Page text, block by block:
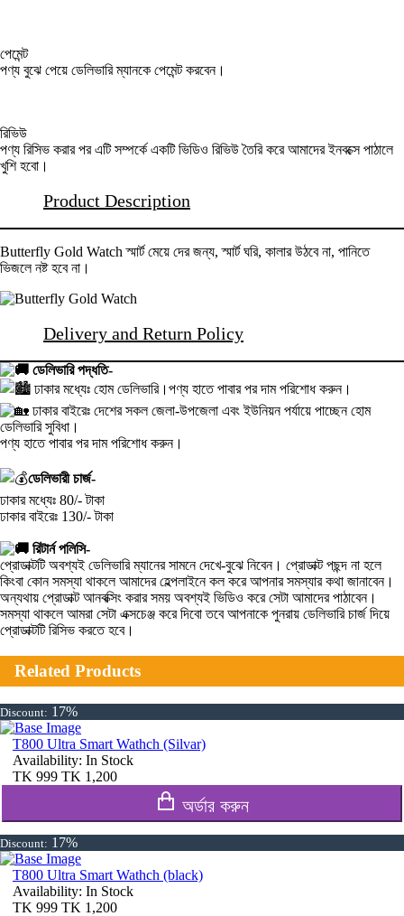
পেমেন্ট
পণ্য বুঝে পেয়ে ডেলিভারি ম্যানকে পেমেন্ট করবেন।
রিভিউ
পণ্য রিসিভ করার পর এটি সম্পর্কে একটি ভিডিও রিভিউ তৈরি করে আমাদের ইনবক্সে পাঠালে
খুশি হবো।
Product Description
Butterfly Gold Watch স্মার্ট মেয়ে দের জন্য, স্মার্ট ঘরি, কালার উঠবে না, পানিতে
ভিজলে নষ্ট হবে না।
Delivery and Return Policy
ডেলিভারি পদ্ধতি-
ঢাকার মধ্যেঃ হোম ডেলিভারি।পণ্য হাতে পাবার পর দাম পরিশোধ করুন।
ঢাকার বাইরেঃ দেশের সকল জেলা-উপজেলা এবং ইউনিয়ন পর্যায়ে পাচ্ছেন হোম
ডেলিভারি সুবিধা।
পণ্য হাতে পাবার পর দাম পরিশোধ করুন।
ডেলিভারী চার্জ-
ঢাকার মধ্যেঃ 80/- টাকা
ঢাকার বাইরেঃ 130/- টাকা
রিটার্ন পলিসি-
প্রোডাক্টটি অবশ্যই ডেলিভারি ম্যানের সামনে দেখে-বুঝে নিবেন। প্রোডাক্ট পছন্দ না হলে
কিংবা কোন সমস্যা থাকলে আমাদের হেল্পলাইনে কল করে আপনার সমস্যার কথা জানাবেন।
অন্যথায় প্রোডাক্ট আনবক্সিং করার সময় অবশ্যই ভিডিও করে সেটা আমাদের পাঠাবেন।
সমস্যা থাকলে আমরা সেটা এক্সচেঞ্জ করে দিবো তবে আপনাকে পুনরায় ডেলিভারি চার্জ দিয়ে
প্রোডাক্টটি রিসিভ করতে হবে।
Related Products
Discount: 17%
T800 Ultra Smart Wathch (Silvar)
Availability: In Stock
TK 999 TK 1,200
অর্ডার করুন
Discount: 17%
T800 Ultra Smart Wathch (black)
Availability: In Stock
TK 999 TK 1,200